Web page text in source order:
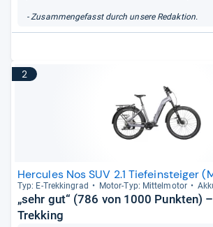
- Zusammengefasst durch unsere Redaktion.
2
Hercules Nos SUV 2.1 Tiefeinsteiger
Typ: E-​Trek­kin­grad Motor-​Typ: Mit­tel­mo­tor
„sehr gut“ (786 von 1000 Punkten)
Trekking